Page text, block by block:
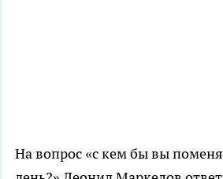
На вопрос «с кем бы вы